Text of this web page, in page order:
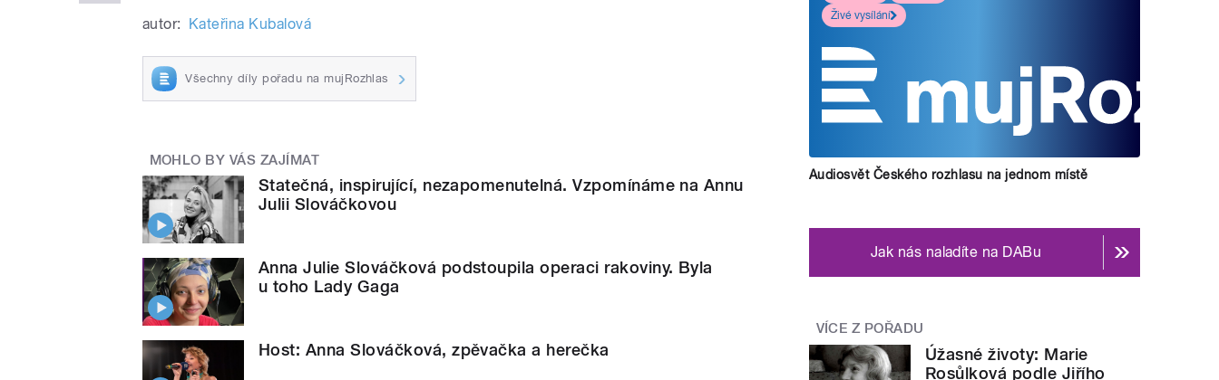
autor: Kateřina Kubalová
Všechny díly pořadu na mujRozhlas
MOHLO BY VÁS ZAJÍMAT
Statečná, inspirující, nezapomenutelná. Vzpomínáme na Annu
Julii Slováčkovou
Anna Julie Slováčková podstoupila operaci rakoviny. Byla
u toho Lady Gaga
Host: Anna Slováčková, zpěvačka a herečka
Živé vysílání
Audiosvět Českého rozhlasu na jednom místě
Jak nás naladíte na DABu
VÍCE Z POŘADU
Úžasné životy: Marie
Rosůlková podle Jiřího